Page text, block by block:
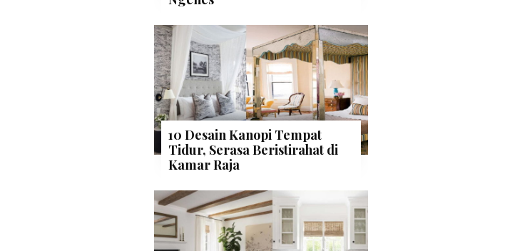
10 Desain Kanopi Tempat
Tidur, Serasa Beristirahat di
Kamar Raja